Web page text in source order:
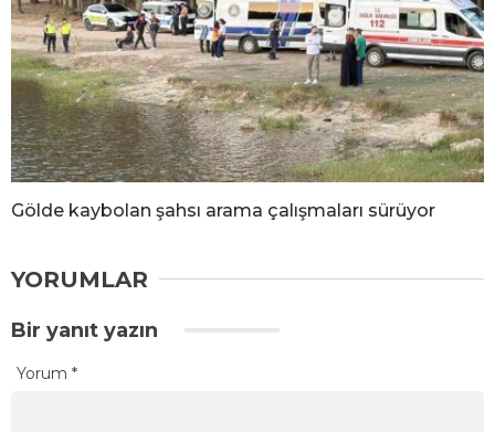
Gölde kaybolan şahsı arama çalışmaları sürüyor
YORUMLAR
Bir yanıt yazın
Yorum *